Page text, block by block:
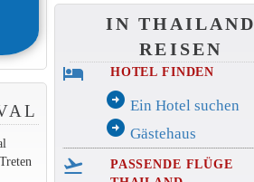
IN THAILAND
REISEN
hotel HOTEL FINDEN
arrow_circle_right Ein Hotel suchen
arrow_circle_right Gästehaus
flight_takeoff
PASSENDE FLÜGE